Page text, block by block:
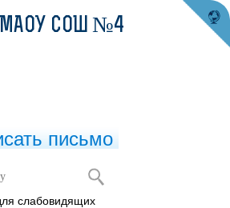
МАОУ СОШ №4
письмо
слабовидящих